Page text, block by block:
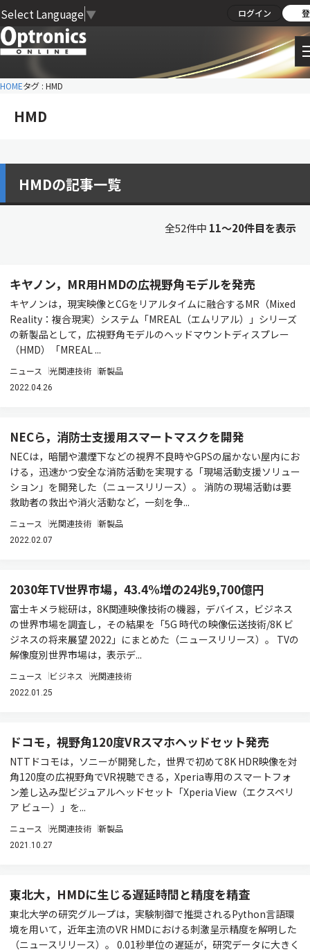
Select Language ▼ ログイン
HOMEタグ : HMD
HMD
HMDの記事一覧
全52件中 11〜20件目を表示
キヤノン，MR用HMDの広視野角モデルを発売
キヤノンは，現実映像とCGをリアルタイムに融合するMR（Mixed
Reality：複合現実）システム「MREAL（エムリアル）」シリーズ
の新製品として，広視野角モデルのヘッドマウントディスプレー
（HMD）「MREAL ...
ニュース 光関連技術 新製品
2022.04.26
NECら，消防士支援用スマートマスクを開発
NECは，暗闇や濃煙下などの視界不良時やGPSの届かない屋内にお
ける，迅速かつ安全な消防活動を実現する「現場活動支援ソリュー
ション」を開発した（ニュースリリース）。 消防の現場活動は要
救助者の救出や消火活動など，一刻を争...
ニュース 光関連技術 新製品
2022.02.07
2030年TV世界市場，43.4%増の24兆9,700億円
富士キメラ総研は，8K関連映像技術の機器，デバイス，ビジネス
の世界市場を調査し，その結果を「5G 時代の映像伝送技術/8K ビ
ジネスの将来展望 2022」にまとめた（ニュースリリース）。 TVの
解像度別世界市場は，表示デ...
ニュース ビジネス 光関連技術
2022.01.25
ドコモ，視野角120度VRスマホヘッドセット発売
NTTドコモは，ソニーが開発した，世界で初めて8K HDR映像を対
角120度の広視野角でVR視聴できる，Xperia専用のスマートフォ
ン差し込み型ビジュアルヘッドセット「Xperia View（エクスペリ
ア ビュー）」を...
ニュース 光関連技術 新製品
2021.10.27
東北大，HMDに生じる遅延時間と精度を精査
東北大学の研究グループは，実験制御で推奨されるPython言語環
境を用いて，近年主流のVR HMDにおける刺激呈示精度を解明した
（ニュースリリース）。 0.01秒単位の遅延が，研究データに大きく